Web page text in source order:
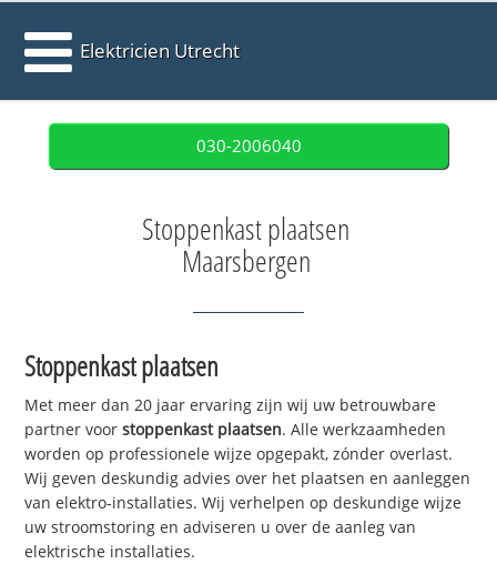
Elektricien Utrecht
030-2006040
Stoppenkast plaatsen
Maarsbergen
Stoppenkast plaatsen
Met meer dan 20 jaar ervaring zijn wij uw betrouwbare
partner voorstoppenkast plaatsen. Alle werkzaamheden
worden op professionele wijze opgepakt, zónder overlast.
Wij geven deskundig advies over het plaatsen en aanleggen
van elektro-installaties. Wij verhelpen op deskundige wijze
uw stroomstoring en adviseren u over de aanleg van
elektrische installaties.